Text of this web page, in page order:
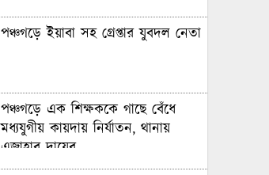
পঞ্চগড়ে ইয়াবা সহ গ্রেপ্তার যুবদল নেতা
পঞ্চগড়ে এক শিক্ষককে গাছে বেঁধে
মধ্যযুগীয় কায়দায় নির্যাতন, থানায়
এজাহার দায়ের